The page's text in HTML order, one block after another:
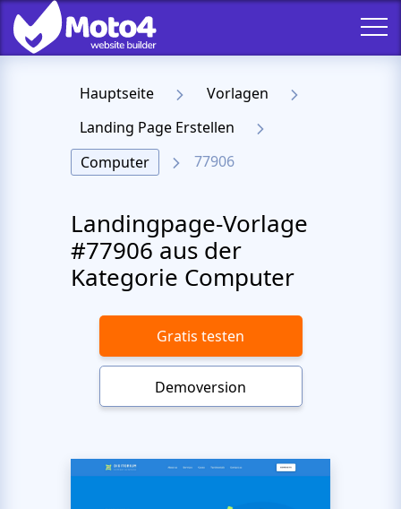
Hauptseite
Vorlagen
Landing Page Erstellen
Computer
77906
Landingpage-Vorlage
#77906 aus der
Kategorie Computer
Gratis testen
Demoversion